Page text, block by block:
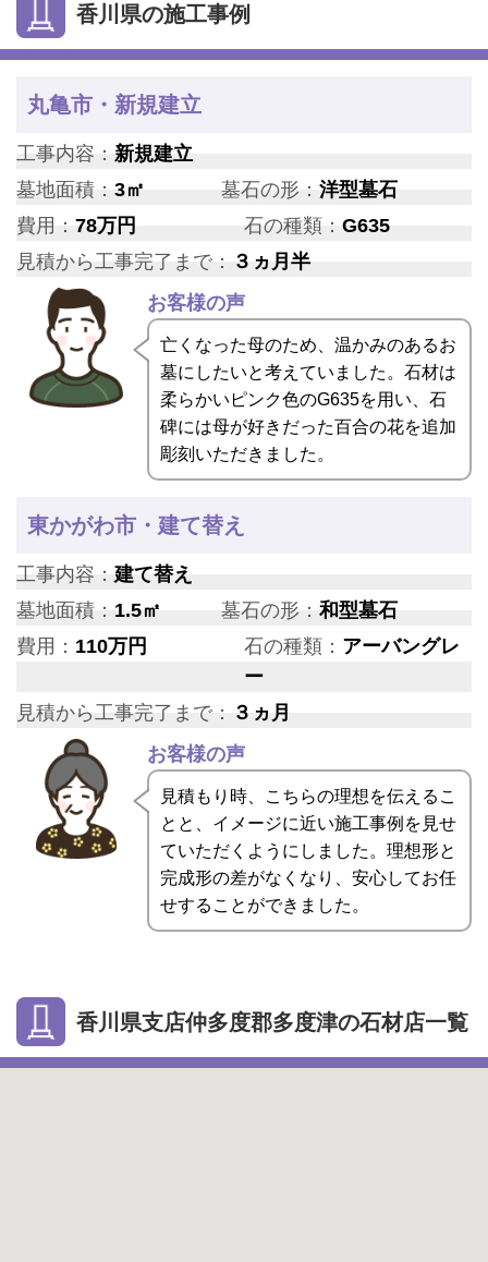
香川県の施工事例
丸亀市・新規建立
工事内容： 新規建立
墓地面積： 3㎡ 墓石の形：洋型墓石
費用： 78万円 石の種類： G635
見積から工事完了まで： ３ヵ月半
お客様の声
亡くなった母のため、温かみのあるお
墓にしたいと考えていました。石材は
柔らかいピンク色のG635を用い、石
碑には母が好きだった百合の花を追加
彫刻いただきました。
東かがわ市・建て替え
工事内容： 建て替え
墓地面積： 1.5㎡ 墓石の形：和型墓石
費用： 110万円 石の種類： アーバングレ
ー
見積から工事完了まで： ３ヵ月
お客様の声
見積もり時、こちらの理想を伝えるこ
とと、イメージに近い施工事例を見せ
ていただくようにしました。理想形と
完成形の差がなくなり、安心してお任
せすることができました。
香川県支店仲多度郡多度津の石材店一覧